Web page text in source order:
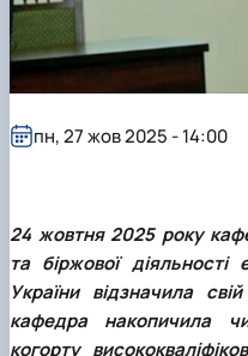
та мереж
24 жовтня 2025 року
та біржової
України відзначила
кафедра накопичила
когорту
пн, 27 жов 2025 - 14:00